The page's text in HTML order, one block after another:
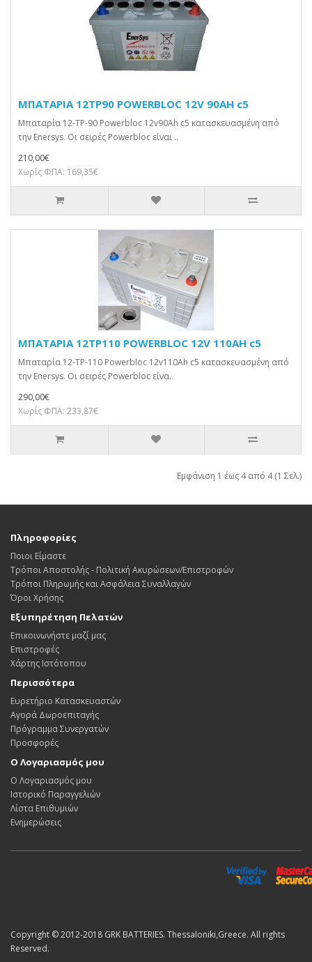
ΜΠΑΤΑΡΙΑ 12TP90 POWERBLOC 12V 90AH c5
Μπαταρία 12-TP-90 Powerbloc 12v90Ah c5 κατασκευασμένη από
την Enersys. Οι σειρές Powerbloc είναι ..
210,00€
Χωρίς ΦΠΑ: 169,35€
ΜΠΑΤΑΡΙΑ 12TP110 POWERBLOC 12V 110AH c5
Μπαταρία 12-TP-110 Powerbloc 12v110Ah c5 κατασκευασμένη από
την Enersys. Οι σειρές Powerbloc είνα..
290,00€
Χωρίς ΦΠΑ: 233,87€
Εμφάνιση 1 έως 4 από 4 (1 Σελ.)
Πληροφορίες
Ποιοι Είμαστε
Τρόποι Αποστολής - Πολιτική Ακυρώσεων/Επιστροφών
Τρόποι Πληρωμής και Ασφάλεια Συναλλαγών
Όροι Χρήσης
Εξυπηρέτηση Πελατών
Επικοινωνήστε μαζί μας
Επιστροφές
Χάρτης Ιστότοπου
Περισσότερα
Ευρετήριο Κατασκευαστών
Αγορά Δωροεπιταγής
Πρόγραμμα Συνεργατών
Προσφορές
Ο Λογαριασμός μου
Ο Λογαριασμός μου
Ιστορικό Παραγγελιών
Λίστα Επιθυμιών
Ενημερώσεις
Copyright © 2012-2018 GRK BATTERIES. Thessaloniki,Greece. All rights
Reserved.